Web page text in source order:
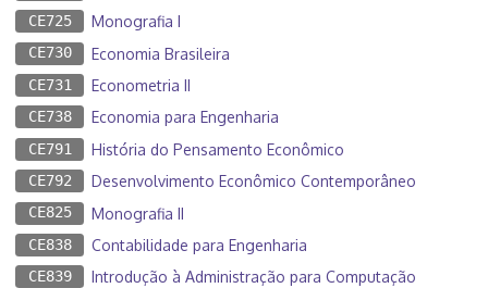
CE725 Monografia I
CE730 Economia Brasileira
CE731 Econometria II
CE738 Economia para Engenharia
CE791 História do Pensamento Econômico
CE792 Desenvolvimento Econômico Contemporâneo
CE825 Monografia II
CE838 Contabilidade para Engenharia
CE839 Introdução à Administração para Computação